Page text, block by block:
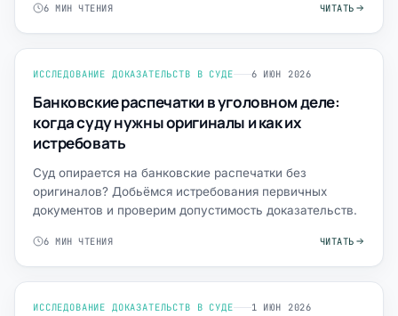
6 МИН ЧТЕНИЯ ЧИТАТЬ
ИССЛЕДОВАНИЕ ДОКАЗАТЕЛЬСТВ В СУДЕ 6 ИЮН 2026
Банковские распечатки в уголовном деле:
когда суду нужны оригиналы и как их
истребовать
Суд опирается на банковские распечатки без
оригиналов? Добьёмся истребования первичных
документов и проверим допустимость доказательств.
6 МИН ЧТЕНИЯ ЧИТАТЬ
ИССЛЕДОВАНИЕ ДОКАЗАТЕЛЬСТВ В СУДЕ 1 ИЮН 2026